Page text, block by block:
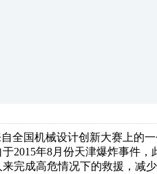
全国机械设计创新大赛上的
2015年8月份天津爆炸事件
完成高危情况下的救援，减